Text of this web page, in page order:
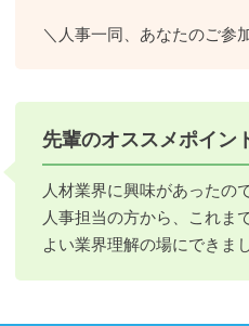
＼人事一同、あなたのご参
先輩のオススメポイン
人材業界に興味があったの
人事担当の方から、これま
よい業界理解の場にできま